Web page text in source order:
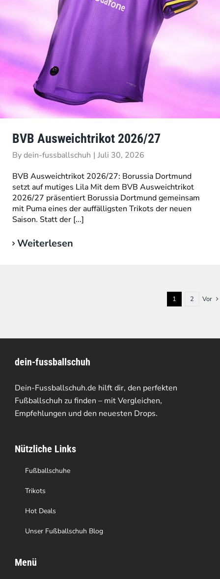
BVB Ausweichtrikot 2026/27
Bydein-fussballschuh | Juli 30, 2026
BVB Ausweichtrikot 2026/27: Borussia Dortmund
setzt auf mutiges Lila Mit dem BVB Ausweichtrikot
2026/27 präsentiert Borussia Dortmund gemeinsam
mit Puma eines der auffälligsten Trikots der neuen
Saison. Statt der [...]
Weiterlesen
1 2 Vor
dein-fussballschuh
Dein-Fussballschuh.de hilft dir, den perfekten
Fußballschuh zu finden – mit Vergleichen,
Empfehlungen und den neuesten Drops.
Nützliche Links
Fußballschuhe
Trikots
Hot Deals
Unser Fußballschuh Blog
Menü